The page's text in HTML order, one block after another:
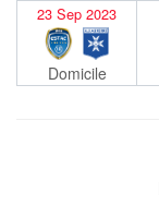
23 Sep 2023
Domicile